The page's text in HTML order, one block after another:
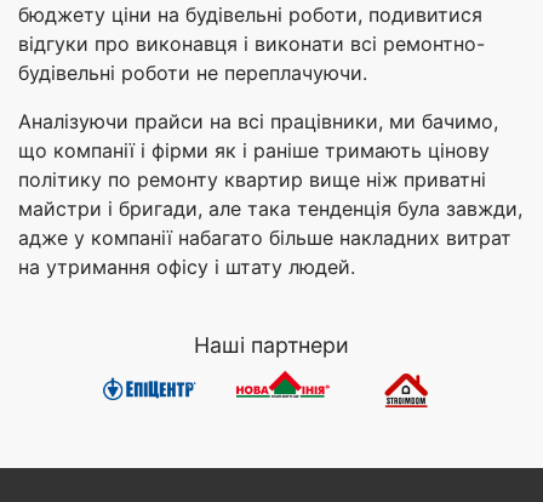
бюджету ціни на будівельні роботи, подивитися
відгуки про виконавця і виконати всі ремонтно-
будівельні роботи не переплачуючи.
Аналізуючи прайси на всі працівники, ми бачимо,
що компанії і фірми як і раніше тримають цінову
політику по ремонту квартир вище ніж приватні
майстри і бригади, але така тенденція була завжди,
адже у компанії набагато більше накладних витрат
на утримання офісу і штату людей.
Наші партнери